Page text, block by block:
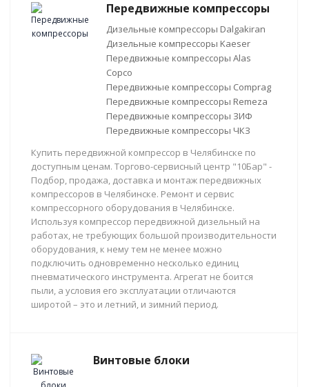
Передвижные компрессоры
Дизельные компрессоры Dalgakiran
Дизельные компрессоры Kaeser
Передвижные компрессоры Alas
Copco
Передвижные компрессоры Comprag
Передвижные компрессоры Remeza
Передвижные компрессоры ЗИФ
Передвижные компрессоры ЧКЗ
Купить передвижной компрессор в Челябинске по
доступным ценам. Торгово-сервисный центр "10Бар" -
Подбор, продажа, доставка и монтаж передвижных
компрессоров в Челябинске. Ремонт и сервис
компрессорного оборудования в Челябинске.
Используя компрессор передвижной дизельный на
работах, не требующих большой производительности
оборудования, к нему тем не менее можно
подключить одновременно несколько единиц
пневматического инструмента. Агрегат не боится
пыли, а условия его эксплуатации отличаются
широтой – это и летний, и зимний период.
Винтовые блоки